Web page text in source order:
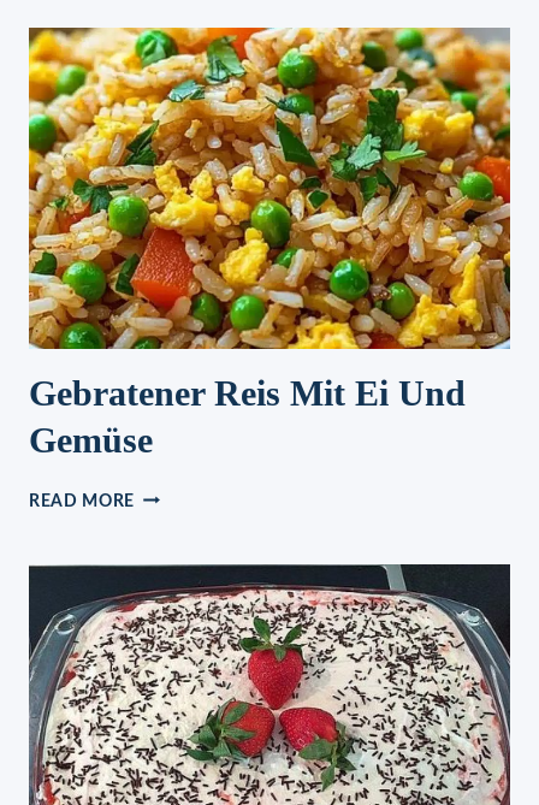
Gebratener Reis Mit Ei Und
Gemüse
READ MORE GEBRATENER
EI
UND
GEMÜSE